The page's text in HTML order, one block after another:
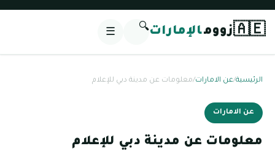
🇦🇪زوومالإمارات🔍
☰
الرئيسية/عن الامارات/معلومات عن مدينة دبي للإعلام
عن الامارات
معلومات عن مدينة دبي للإعلام